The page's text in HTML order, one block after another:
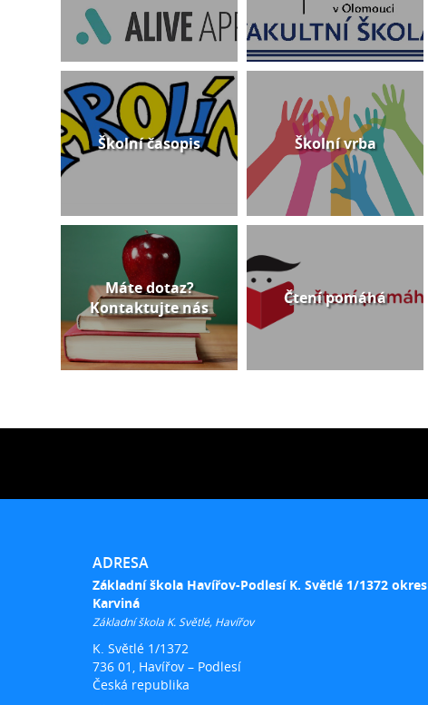
Školní časopis Školní vrba
Máte dotaz?
Kontaktujte nás
Čtení pomáhá
ADRESA
Základní škola Havířov-Podlesí K. Světlé 1/1372 okres
Karviná
Základní škola K. Světlé, Havířov
K. Světlé 1/1372
736 01, Havířov – Podlesí
Česká republika